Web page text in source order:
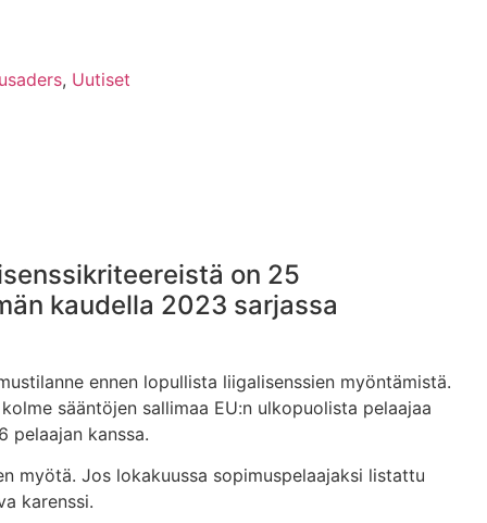
, Uutiset
on 25
kaudella 2023 sarjassa
ennen lopullista liigalisenssien myöntämistä.
sääntöjen sallimaa EU:n ulkopuolista pelaajaa
pelaajan kanssa.
myötä. Jos lokakuussa sopimuspelaajaksi listattu
karenssi.